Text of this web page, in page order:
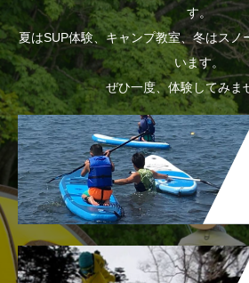
す。
夏はSUP体験、キャンプ教室、冬はスノ
います。
ぜひ一度、体験してみま